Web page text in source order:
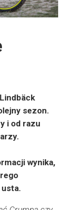
sezon.
i od razu
wynika,